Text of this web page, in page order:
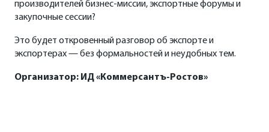
производителей бизнес-миссии, экспортные форумы и
закупочные сессии?
Это будет откровенный разговор об экспорте и
экспортерах — без формальностей и неудобных тем.
Организатор: ИД «Коммерсантъ-Ростов»